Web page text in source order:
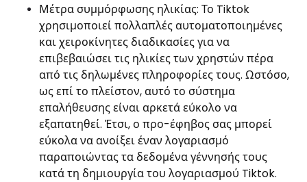
Μέτρα συμμόρφωσης ηλικίας: Το Tiktok
χρησιμοποιεί πολλαπλές αυτοματοποιημένες
και χειροκίνητες διαδικασίες για να
επιβεβαιώσει τις ηλικίες των χρηστών πέρα ​​
από τις δηλωμένες πληροφορίες τους. Ωστόσο,
ως επί το πλείστον, αυτό το σύστημα
επαλήθευσης είναι αρκετά εύκολο να
εξαπατηθεί. Έτσι, ο προ-έφηβος σας μπορεί
εύκολα να ανοίξει έναν λογαριασμό
παραποιώντας τα δεδομένα γέννησής τους
κατά τη δημιουργία του λογαριασμού Tiktok.